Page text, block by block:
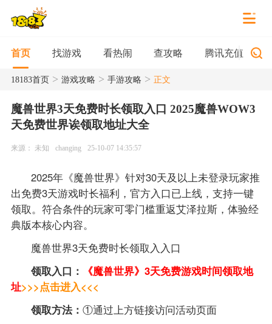
首页 找游戏 看热闹 查攻略 腾讯充值
18183首页> 游戏攻略 > 手游攻略 > 正文
魔兽世界3天免费时长领取入口 2025魔兽WOW3
天免费世界诶领取地址大全
来源： 未知 changing 25-10-07 14:35:57
2025年《魔兽世界》针对30天及以上未登录玩家推
出免费3天游戏时长福利，官方入口已上线，支持一键
领取。符合条件的玩家可零门槛重返艾泽拉斯，体验经
典版本核心内容。
魔兽世界3天免费时长领取入入口
领取入口：
《魔兽世界》3天免费游戏时间领取地
址>>>点击进入<<<
领取方法：①通过上方链接访问活动页面